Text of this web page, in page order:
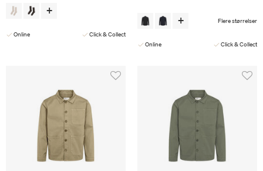
Online Click & Collect
Flere størrelser
Online Click & Collect